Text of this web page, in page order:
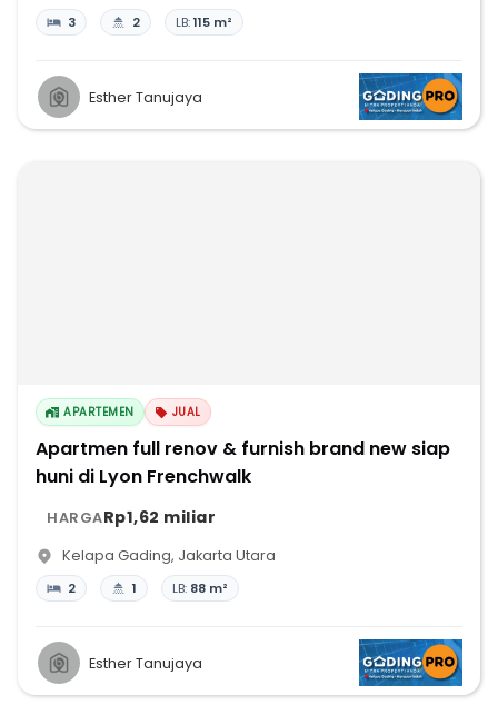
3 2 LB:115 m²
Esther Tanujaya
APARTEMEN JUAL
Apartmen full renov & furnish brand new siap
huni di Lyon Frenchwalk
HARGARp1,62 miliar
Kelapa Gading, Jakarta Utara
2 1 LB: 88 m²
Esther Tanujaya